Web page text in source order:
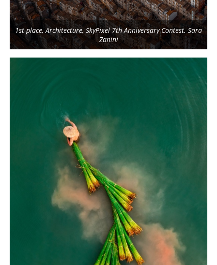
1st place, Architecture, SkyPixel 7th Anniversary Contest. Sara
Zanini